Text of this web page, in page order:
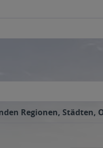
Regionen, Städten,